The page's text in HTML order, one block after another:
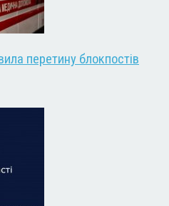
перетину блокпостів